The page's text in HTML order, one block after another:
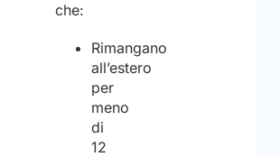
che:
Rimangano
all’estero
per
meno
di
12